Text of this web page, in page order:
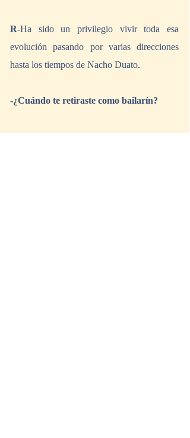
R-Ha sido un privilegio vivir toda esa
evolución pasando por varias direcciones
hasta los tiempos de Nacho Duato.
-¿Cuándo te retiraste como bailarín?
R-A los 36 años mis rodillas decidieron que